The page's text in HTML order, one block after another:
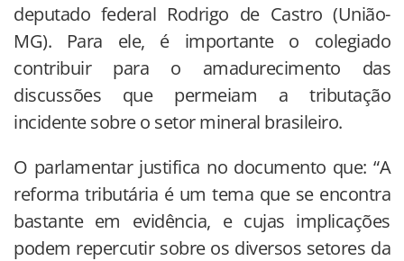
deputado federal Rodrigo de Castro (União-
MG). Para ele, é importante o colegiado
contribuir para o amadurecimento das
discussões que permeiam a tributação
incidente sobre o setor mineral brasileiro.
O parlamentar justifica no documento que: “A
reforma tributária é um tema que se encontra
bastante em evidência, e cujas implicações
podem repercutir sobre os diversos setores da